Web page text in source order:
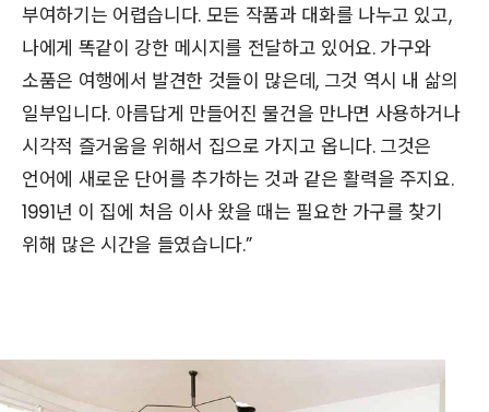
부여하기는 어렵습니다. 모든 작품과 대화를 나누고 있고,
나에게 똑같이 강한 메시지를 전달하고 있어요. 가구와
소품은 여행에서 발견한 것들이 많은데, 그것 역시 내 삶의
일부입니다. 아름답게 만들어진 물건을 만나면 사용하거나
시각적 즐거움을 위해서 집으로 가지고 옵니다. 그것은
언어에 새로운 단어를 추가하는 것과 같은 활력을 주지요.
1991년 이 집에 처음 이사 왔을 때는 필요한 가구를 찾기
위해 많은 시간을 들였습니다.”